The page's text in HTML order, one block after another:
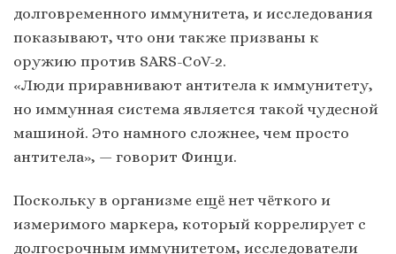
долговременного иммунитета, и исследования
показывают, что они также призваны к
оружию против SARS-CoV-2.
«Люди приравнивают антитела к иммунитету,
но иммунная система является такой чудесной
машиной. Это намного сложнее, чем просто
антитела», — говорит Финци.
Поскольку в организме ещё нет чёткого и
измеримого маркера, который коррелирует с
долгосрочным иммунитетом, исследователи